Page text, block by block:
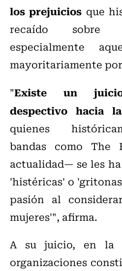
los prejuicios que
recaído sobre
especialmente
mayoritariamente
"Existe un
despectivo hacia
quienes
bandas como The
actualidad— se les
'histéricas' o
pasión al
mujeres'", afirma.
A su juicio, en la
organizaciones